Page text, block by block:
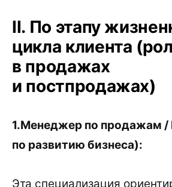
II. По этапу
цикла клиента
в продажах
и постпродажах)
1.Менеджер по продажам
по развитию бизнеса):
Эта специализация